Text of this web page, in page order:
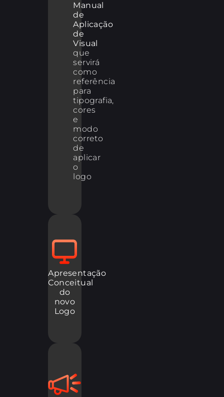
Manual
de
Aplicação
de
Visual
que
servirá
como
referência
para
tipografia,
cores
e
modo
correto
de
aplicar
o
logo
Apresentação
Conceitual
do
novo
Logo